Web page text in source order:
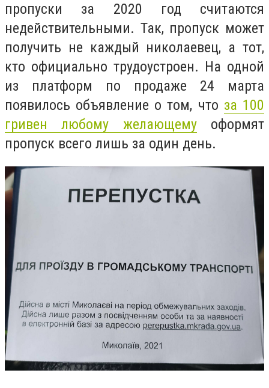
пропуски за 2020 год считаются
недействительными. Так, пропуск может
получить не каждый николаевец, а тот,
кто официально трудоустроен. На одной
из платформ по продаже 24 марта
появилось объявление о том, что за 100
гривен любому желающемуоформят
пропуск всего лишь за один день.